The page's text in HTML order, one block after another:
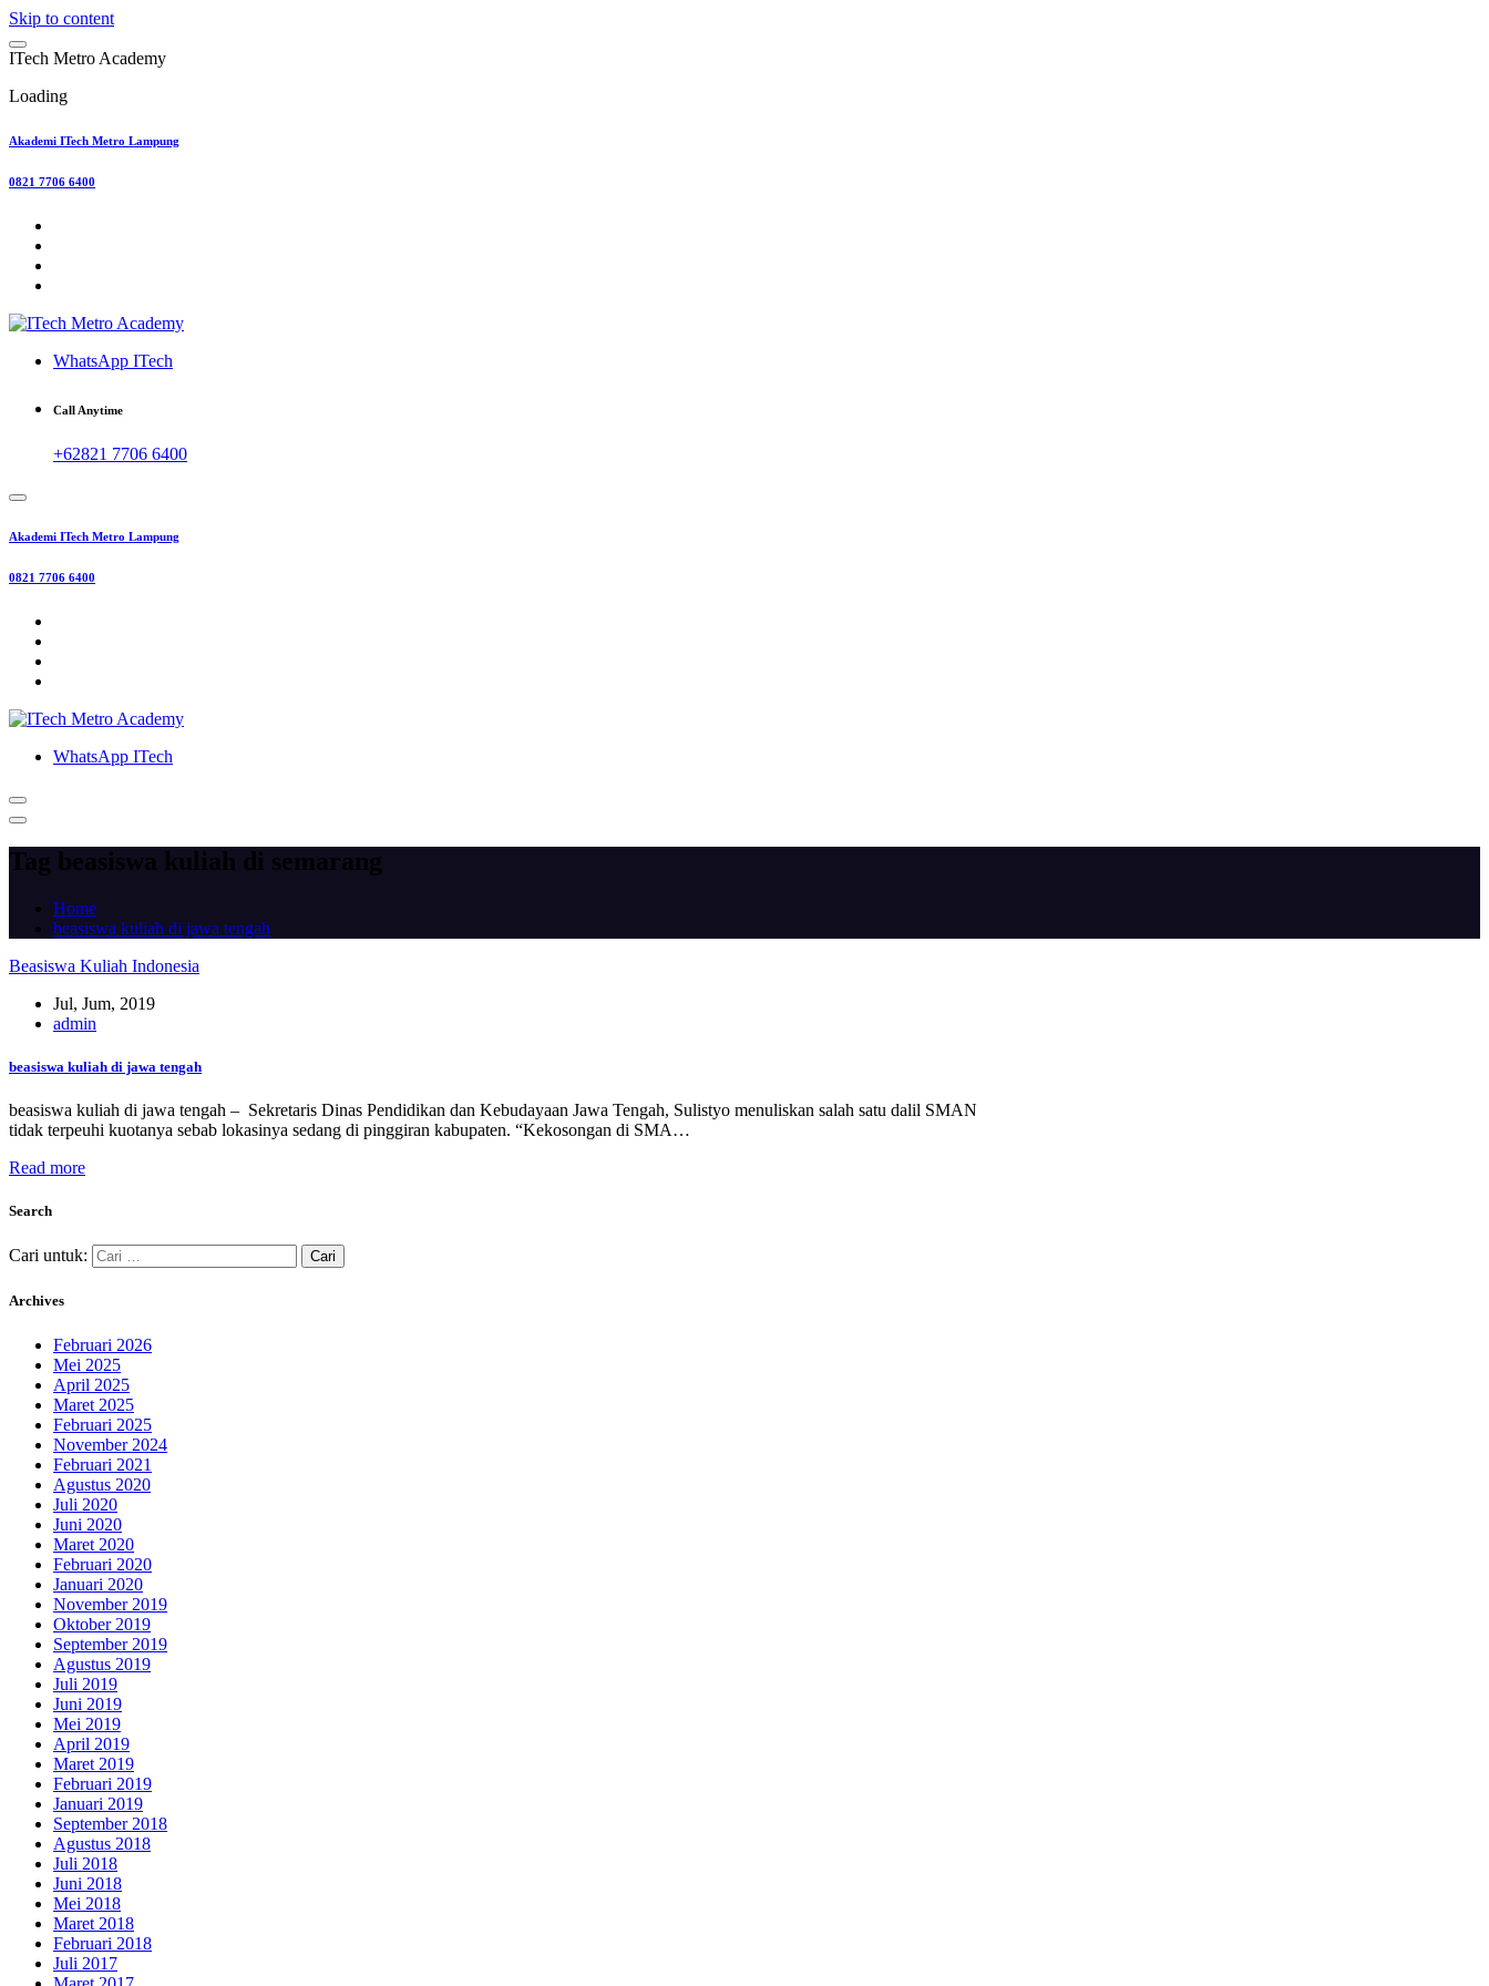
Skip to content
ITech Metro Academy
Loading
Akademi ITech Metro Lampung
0821 7706 6400
WhatsApp ITech
Call Anytime
+62821 7706 6400
Akademi ITech Metro Lampung
0821 7706 6400
WhatsApp ITech
Tag beasiswa kuliah di semarang
Home
beasiswa kuliah di jawa tengah
Beasiswa Kuliah Indonesia
Jul, Jum, 2019
admin
beasiswa kuliah di jawa tengah
beasiswa kuliah di jawa tengah – Sekretaris Dinas Pendidikan dan Kebudayaan Jawa Tengah, Sulistyo menuliskan salah satu dalil SMAN
tidak terpeuhi kuotanya sebab lokasinya sedang di pinggiran kabupaten. “Kekosongan di SMA…
Read more
Search
Cari untuk:
Archives
Februari 2026
Mei 2025
April 2025
Maret 2025
Februari 2025
November 2024
Februari 2021
Agustus 2020
Juli 2020
Juni 2020
Maret 2020
Februari 2020
Januari 2020
November 2019
Oktober 2019
September 2019
Agustus 2019
Juli 2019
Juni 2019
Mei 2019
April 2019
Maret 2019
Februari 2019
Januari 2019
September 2018
Agustus 2018
Juli 2018
Juni 2018
Mei 2018
Maret 2018
Februari 2018
Juli 2017